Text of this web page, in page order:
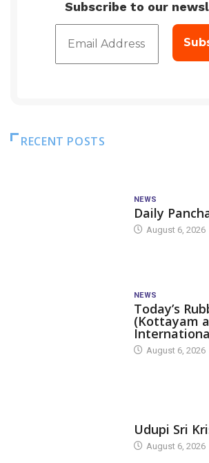
Subscribe to our
RECENT POSTS
NEWS
Daily
August 6, 2026
NEWS
Today’s
(Kottayam
August 6, 2026
Udupi Sri
August 6, 2026